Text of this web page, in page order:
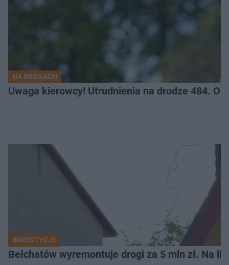
NA DROGACH
Uwaga kierowcy! Utrudnienia na drodze 484.
INWESTYCJE
Bełchatów wyremontuje drogi za 5 mln zł. Na